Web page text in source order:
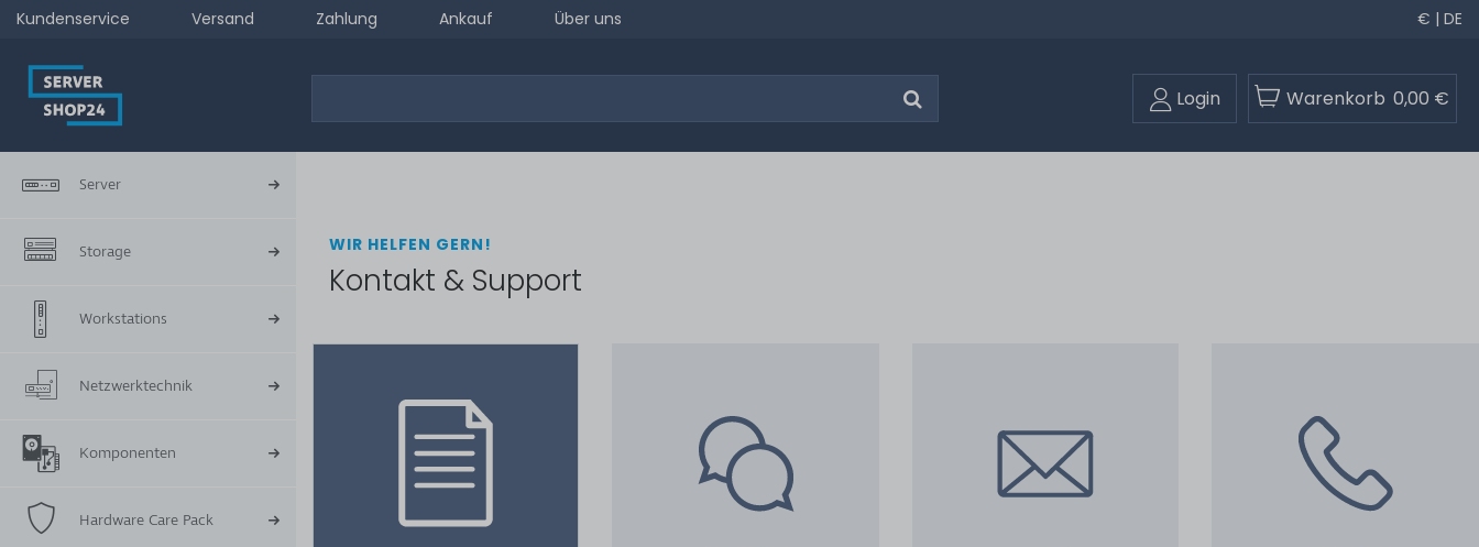
Kundenservice Versand Zahlung Ankauf Über uns € | DE
Login Warenkorb 0,00 €
Server
Storage
Workstations
Netzwerktechnik
Komponenten
Hardware Care Pack
WIR HELFEN GERN!
Kontakt & Support